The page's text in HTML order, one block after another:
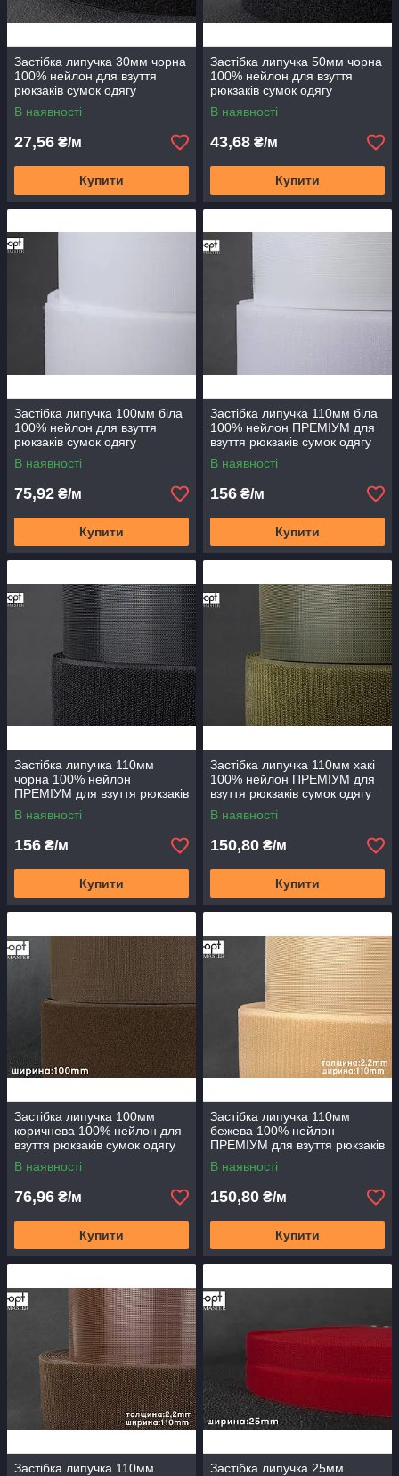
Застібка липучка 30мм чорна
100% нейлон для взуття
рюкзаків сумок одягу
В наявності
27,56 ₴/м
Купити
Застібка липучка 50мм чорна
100% нейлон для взуття
рюкзаків сумок одягу
В наявності
43,68 ₴/м
Купити
Застібка липучка 100мм біла
100% нейлон для взуття
рюкзаків сумок одягу
В наявності
75,92 ₴/м
Купити
Застібка липучка 110мм біла
100% нейлон ПРЕМІУМ для
взуття рюкзаків сумок одягу
В наявності
156 ₴/м
Купити
Застібка липучка 110мм
чорна 100% нейлон
ПРЕМІУМ для взуття рюкзаків
сумок одягу
В наявності
156 ₴/м
Купити
Застібка липучка 110мм хакі
100% нейлон ПРЕМІУМ для
взуття рюкзаків сумок одягу
В наявності
150,80 ₴/м
Купити
Застібка липучка 100мм
коричнева 100% нейлон для
взуття рюкзаків сумок одягу
В наявності
76,96 ₴/м
Купити
Застібка липучка 110мм
бежева 100% нейлон
ПРЕМІУМ для взуття рюкзаків
сумок одягу
В наявності
150,80 ₴/м
Купити
Застібка липучка 110мм
Застібка липучка 25мм